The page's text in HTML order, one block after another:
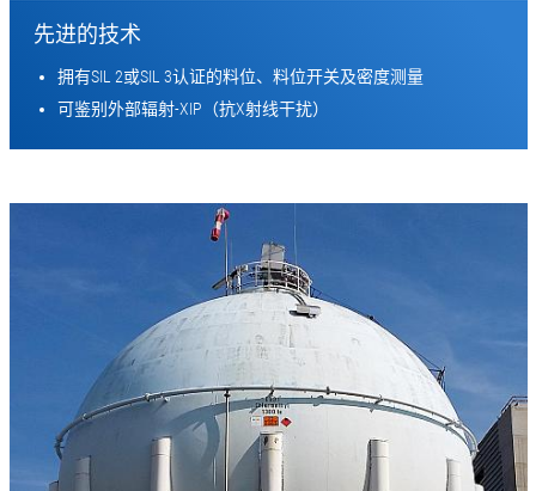
先进的技术
拥有SIL 2或SIL 3认证的料位、料位开关及密度测量
可鉴别外部辐射-XIP（抗X射线干扰）